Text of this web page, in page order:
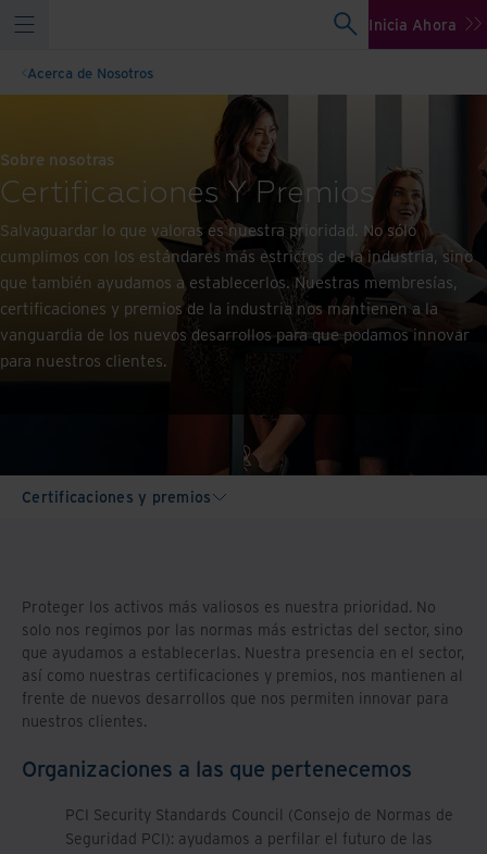
Inicia Ahora
Acerca de Nosotros
Sobre nosotras
Certificaciones Y Premios
Salvaguardar lo que valoras es nuestra prioridad. No sólo
cumplimos con los estándares más estrictos de la industria, sino
que también ayudamos a establecerlos. Nuestras membresías,
certificaciones y premios de la industria nos mantienen a la
vanguardia de los nuevos desarrollos para que podamos innovar
para nuestros clientes.
Certificaciones y premios
Proteger los activos más valiosos es nuestra prioridad. No
solo nos regimos por las normas más estrictas del sector, sino
que ayudamos a establecerlas. Nuestra presencia en el sector,
así como nuestras certificaciones y premios, nos mantienen al
frente de nuevos desarrollos que nos permiten innovar para
nuestros clientes.
Organizaciones a las que pertenecemos
PCI Security Standards Council (Consejo de Normas de
Seguridad PCI): ayudamos a perfilar el futuro de las